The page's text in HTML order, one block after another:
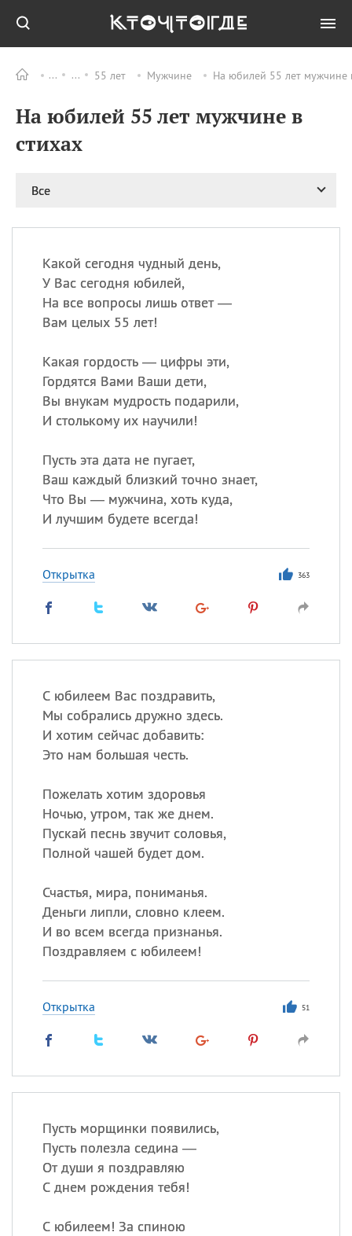
55 лет Мужчине На юбилей 55 лет мужчине
На юбилей 55 лет мужчине в
стихах
Все
Какой сегодня чудный день,
У Вас сегодня юбилей,
На все вопросы лишь ответ —
Вам целых 55 лет!
Какая гордость — цифры эти,
Гордятся Вами Ваши дети,
Вы внукам мудрость подарили,
И столькому их научили!
Пусть эта дата не пугает,
Ваш каждый близкий точно знает,
Что Вы — мужчина, хоть куда,
И лучшим будете всегда!
Открытка 363
С юбилеем Вас поздравить,
Мы собрались дружно здесь.
И хотим сейчас добавить:
Это нам большая честь.
Пожелать хотим здоровья
Ночью, утром, так же днем.
Пускай песнь звучит соловья,
Полной чашей будет дом.
Счастья, мира, пониманья.
Деньги липли, словно клеем.
И во всем всегда признанья.
Поздравляем с юбилеем!
Открытка 51
Пусть морщинки появились,
Пусть полезла седина —
От души я поздравляю
С днем рождения тебя!
С юбилеем! За спиною
ПРАЗДНИКИ Все
09.08
День памяти жертв
атомной
день
рисового пудинга
09.08
(Smokey Bear Day)
ИМЕНА
Сегодня празднуют именины
Сергей
Посмотреть значение
происхождение